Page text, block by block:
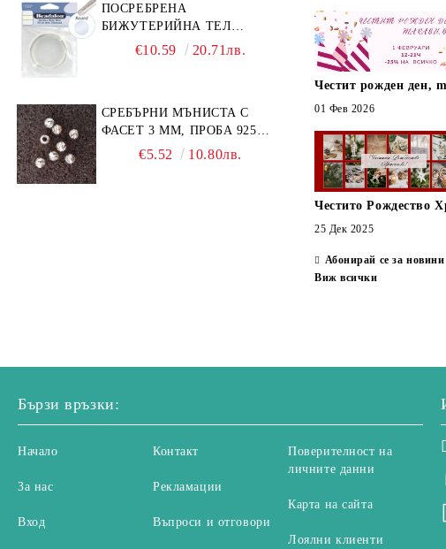
ПОСРЕБРЕНА
БИЖУТЕРИЙНА ТЕЛ
GERMAN STYLE 20G (1БР)
€10.59 20.71лв.
СРЕБЪРНИ МЪНИСТА С
ФАСЕТ 3 ММ, ПРОБА 925
(10БР)€5.52 10.80лв.
Честит рожден ден,
01 Фев 2026
Честито Рождество
25 Дек 2025
Абонирай се за новини
Виж всички
Бързи връзки:
Начало
За нас
Вход
Контакт
Рекламации
Въпроси и отговори
Поверителност на
личните данни
Карта на сайта
Лоялни клиенти